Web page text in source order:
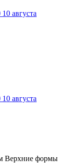
10 августа
10 августа
Верхние формы